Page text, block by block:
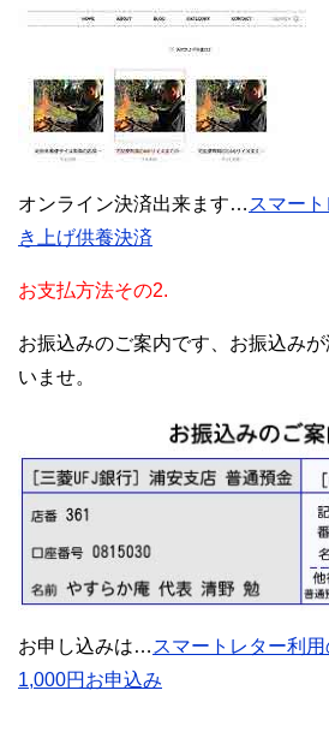
オンライン決済出来ます… スマー
き上げ供養決済
お支払方法その2.
お振込みのご案内です、お振込み
いませ。
お申し込みは… スマートレター利
1,000円お申込み